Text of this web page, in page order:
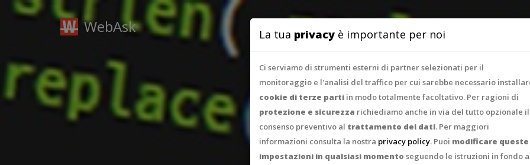
WebAsk La tua privacy è importante per noi
Ci serviamo di strumenti esterni di partner selezionati per il
monitoraggio e l'analisi del traffico per cui sarebbe necessario
cookie di terze parti in modo totalmente facoltativo. Per ragioni di
protezione e sicurezza richiediamo anche in via del tutto opzionale il
consenso preventivo al trattamento dei dati. Per maggiori
informazioni consulta la nostra privacy policy. Puoi modificare queste
impostazioni in qualsiasi momento seguendo le istruzioni in fondo a